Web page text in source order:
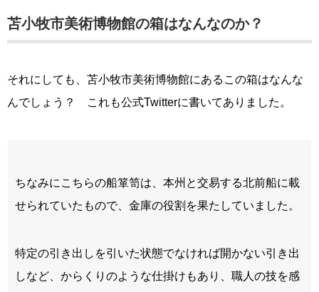
苫小牧市美術博物館の箱はなんなのか？
それにしても、苫小牧市美術博物館にあるこの箱はなんな
んでしょう？ これも公式Twitterに書いてありました。
ちなみにこちらの船箪笥は、本州と交易する北前船に載
せられていたもので、金庫の役割を果たしていました。
特定の引き出しを引いた状態でなければ開かない引き出
しなど、からくりのような仕掛けもあり、職人の技を感